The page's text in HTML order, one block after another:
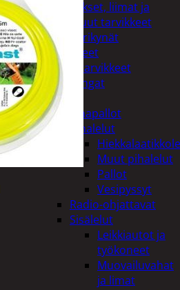
Sakset, liimat ja
muut tarvikkeet
Värikynät
Harrasteet
Käsityötarvikkeet
Langat
Lelut
Ilmapallot
Pihalelut
Muut pihalelut
Pallot
Vesipyssyt
Radio-ohjattavat
Sisälelut
Leikkiautot ja
työkoneet
Muovailuvahat
ja limat